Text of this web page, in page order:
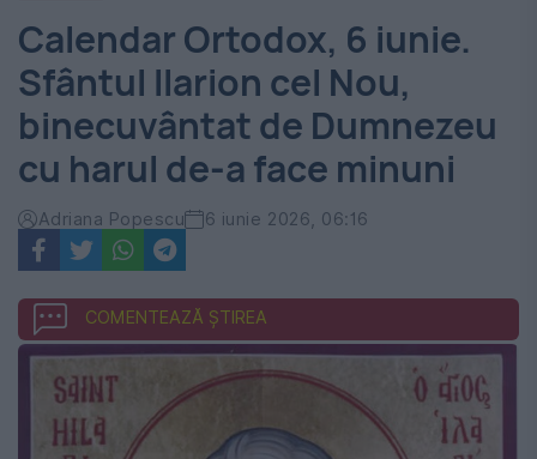
-
Evenimentul
Zilei
Calendar Ortodox, 6 iunie.
Sfântul Ilarion cel Nou,
binecuvântat de Dumnezeu
cu harul de-a face minuni
Adriana Popescu 6 iunie 2026, 06:16
COMENTEAZĂ ȘTIREA